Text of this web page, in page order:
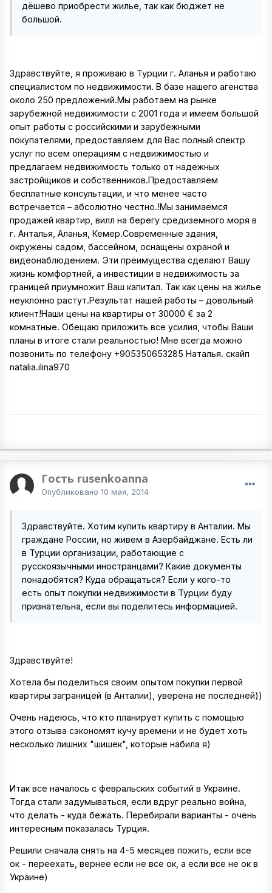
дёшево приобрести жилье, так как бюджет не
большой.
Здравствуйте, я проживаю в Турции г. Аланья и работаю
специалистом по недвижимости. В базе нашего агенства
около 250 предложений.Мы работаем на рынке
зарубежной недвижимости с 2001 года и имеем большой
опыт работы с российскими и зарубежными
покупателями, предоставляем для Вас полный спектр
услуг по всем операциям с недвижимостью и
предлагаем недвижимость только от надежных
застройщиков и собственников.Предоставляем
бесплатные консультации, и что менее часто
встречается – абсолютно честно.!Мы занимаемся
продажей квартир, вилл на берегу средиземного моря в
г. Анталья, Аланья, Кемер.Современные здания,
окружены садом, бассейном, оснащены охраной и
видеонаблюдением. Эти преимущества сделают Вашу
жизнь комфортней, а инвестиции в недвижимость за
границей приумножит Ваш капитал. Так как цены на жилье
неуклонно растут.Результат нашей работы – довольный
клиент!Наши цены на квартиры от 30000 € за 2
комнатные. Обещаю приложить все усилия, чтобы Ваши
планы в итоге стали реальностью! Мне всегда можно
позвонить по телефону +905350653285 Наталья. скайп
natalia.ilina970
Гость rusenkoanna
Опубликовано 10 мая, 2014
Здравствуйте. Хотим купить квартиру в Анталии. Мы
граждане России, но живем в Азербайджане. Есть ли
в Турции организации, работающие с
русскоязычными иностранцами? Какие документы
понадобятся? Куда обращаться? Если у кого-то
есть опыт покупки недвижимости в Турции буду
признательна, если вы поделитесь информацией.
Здравствуйте!
Хотела бы поделиться своим опытом покупки первой
квартиры заграницей (в Анталии), уверена не последней))
Очень надеюсь, что кто планирует купить с помощью
этого отзыва сэкономят кучу времени и не будет хоть
несколько лишних "шишек", которые набила я)
Итак все началось с февральских событий в Украине.
Тогда стали задумываться, если вдруг реально война,
что делать - куда бежать. Перебирали варианты - очень
интересным показалась Турция.
Решили сначала снять на 4-5 месяцев пожить, если все
ок - переехать, вернее если не все ок, а если все не ок в
Украине)